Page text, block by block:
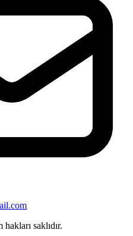
saklıdır.